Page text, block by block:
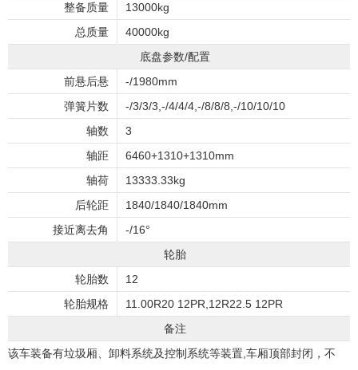
整备质量
13000kg
总质量
40000kg
底盘参数/配置
前悬后悬
-/1980mm
弹簧片数
-/3/3/3,-/4/4/4,-/8/8/8,-/10/10/10
轴数
3
轴距
6460+1310+1310mm
轴荷
13333.33kg
后轮距
1840/1840/1840mm
接近离去角
-/16°
轮胎
轮胎数
12
轮胎规格
11.00R20 12PR,12R22.5 12PR
备注
该车装备有垃圾厢、卸料系统及控制系统等装置,车厢顶部封闭，不